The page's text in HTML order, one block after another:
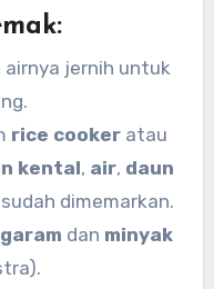
airnya jernih untuk
rice cookeratau
kental, air, daun
dimemarkan.
garam dan minyak